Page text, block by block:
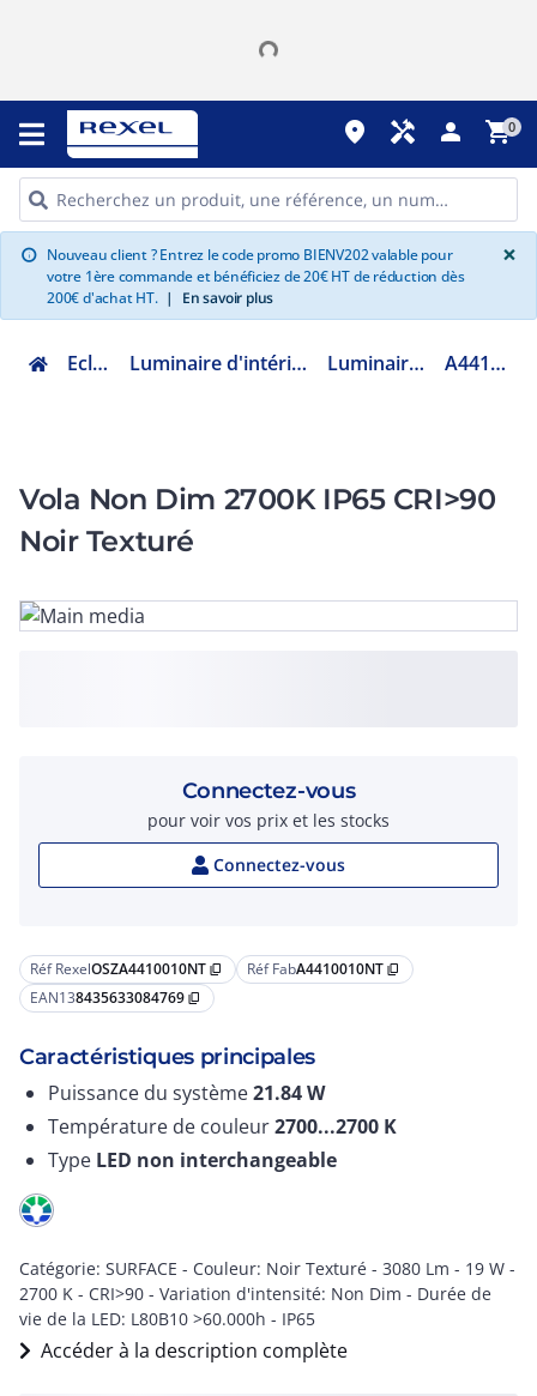
place handyman person shopping_cart0
info Nouveau client ? Entrez le code promo BIENV202 valable pour
votre 1ère commande et bénéficiez de 20€ HT de réduction dès
200€ d'achat HT. | En savoir plus
×
Eclairage Luminaire d'intérieur fonctionnel Luminaire étanche A4410010NT
Vola Non Dim 2700K IP65 CRI>90
Noir Texturé
Réf RexelOSZA4410010NT content_copy Réf FabA4410010NT content_copy
EAN138435633084769 content_copy
Caractéristiques principales
Puissance du système21.84W
Température de couleur2700...2700 K
Type LED non interchangeable
Catégorie: SURFACE - Couleur: Noir Texturé - 3080 Lm - 19 W -
2700 K - CRI>90 - Variation d'intensité: Non Dim - Durée de
vie de la LED: L80B10 >60.000h - IP65
Accéder à la description complète
Connectez-vous
pour voir vos prix et les stocks
Connectez-vous